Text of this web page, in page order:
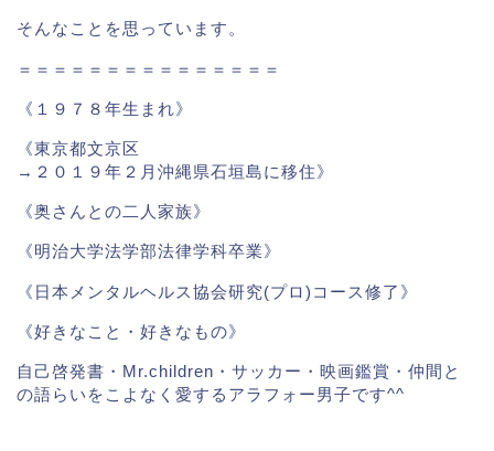
そんなことを思っています。
＝＝＝＝＝＝＝＝＝＝＝＝＝＝＝
《１９７８年生まれ》
《東京都文京区
→２０１９年２月沖縄県石垣島に移住》
《奥さんとの二人家族》
《明治大学法学部法律学科卒業》
《日本メンタルヘルス協会研究(プロ)コース修了》
《好きなこと・好きなもの》
自己啓発書・Mr.children・サッカー・映画鑑賞・仲間と
の語らいをこよなく愛するアラフォー男子です^^